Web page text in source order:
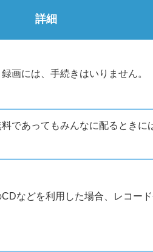
詳細
画には、手続きはいりません。
であってもみんなに配るときに
などを利用した場合、レコー